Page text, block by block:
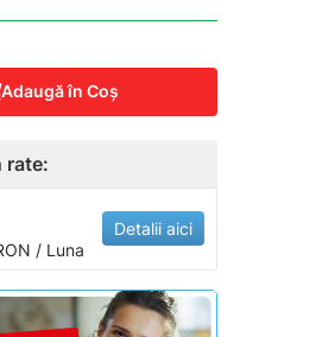
Adaugă în Coş
rate:
/ Luna
Detalii aici